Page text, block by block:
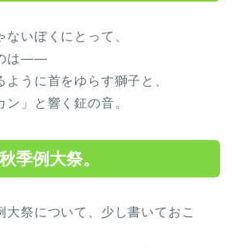
いぼくにとって、
は——
ように首をゆらす獅子と、
」と響く鉦の音。
季例大祭。
大祭について、少し書いておこ